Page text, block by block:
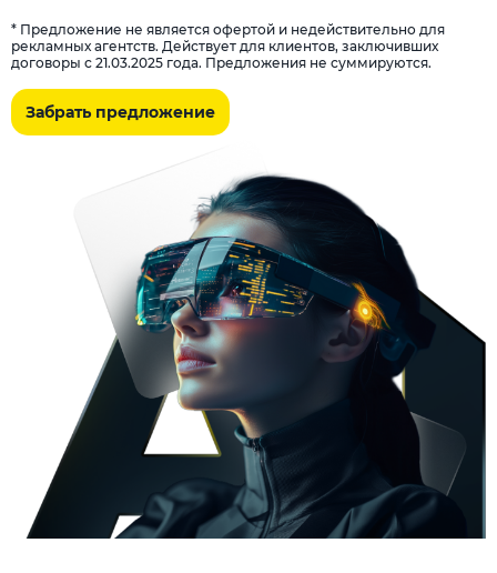
* Предложение не является офертой и недействительно для
рекламных агентств. Действует для клиентов, заключивших
договоры с 21.03.2025 года. Предложения не суммируются.
Забрать предложение